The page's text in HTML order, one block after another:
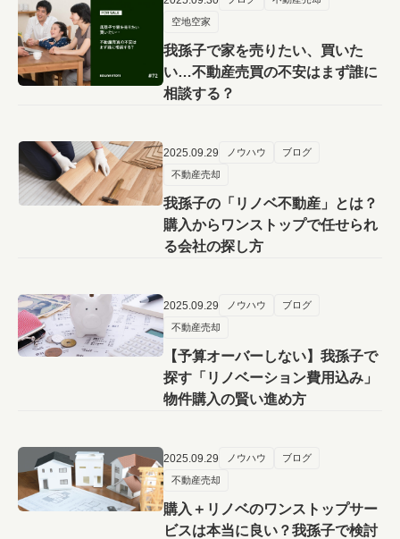
空地空家
我孫子で家を売りたい、買いた
い…不動産売買の不安はまず誰に
相談する？
2025.09.29 ノウハウ ブログ
不動産売却
我孫子の「リノベ不動産」とは？
購入からワンストップで任せられ
る会社の探し方
2025.09.29 ノウハウ ブログ
不動産売却
【予算オーバーしない】我孫子で
探す「リノベーション費用込み」
物件購入の賢い進め方
2025.09.29 ノウハウ ブログ
不動産売却
購入＋リノベのワンストップサー
ビスは本当に良い？我孫子で検討